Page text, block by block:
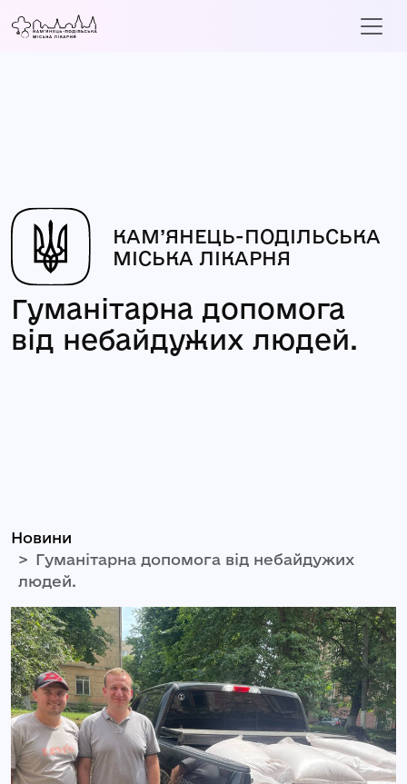
КАМ’ЯНЕЦЬ-ПОДІЛЬСЬКА
МІСЬКА ЛІКАРНЯ
Гуманітарна допомога
від небайдужих людей.
Новини
Гуманітарна допомога від небайдужих
людей.